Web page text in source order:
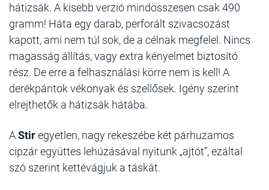
hátizsák. A kisebb verzió mindösszesen csak 490
gramm! Háta egy darab, perforált szivacsozást
kapott, ami nem túl sok, de a célnak megfelel. Nincs
magasság állítás, vagy extra kényelmet biztosító
rész. De erre a felhasználási körre nem is kell! A
derékpántok vékonyak és szellősek. Igény szerint
elrejthetők a hátizsák hátába.
AStiregyetlen, nagy rekeszébe két párhuzamos
cipzár együttes lehúzásával nyitunk „ajtót”, ezáltal
szó szerint kettévágjuk a táskát.